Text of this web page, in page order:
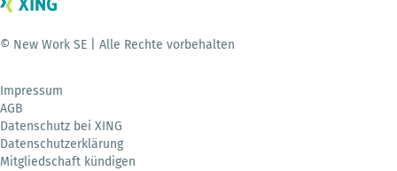
© New Work SE | Alle Rechte vorbehalten
Impressum
AGB
Datenschutz bei XING
Datenschutzerklärung
Mitgliedschaft kündigen